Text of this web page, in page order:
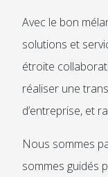
Avec le bon
solutions et
étroite
réaliser une
d’entreprise, et
Nous sommes
sommes guidés